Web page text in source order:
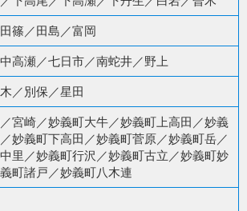
篠／田島／富岡
高瀬／七日市／南蛇井／野上
／別保／星田
宮崎／妙義町大牛／妙義町上高田／妙義
妙義町下高田／妙義町菅原／妙義町岳／
里／妙義町行沢／妙義町古立／妙義町妙
町諸戸／妙義町八木連